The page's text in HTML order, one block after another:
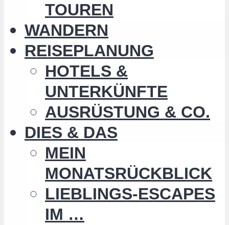
TOUREN
WANDERN
REISEPLANUNG
HOTELS &
UNTERKÜNFTE
AUSRÜSTUNG & CO.
DIES & DAS
MEIN
MONATSRÜCKBLICK
LIEBLINGS-ESCAPES
IM …